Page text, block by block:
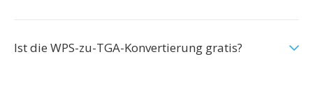
Ist die WPS-zu-TGA-Konvertierung gratis?